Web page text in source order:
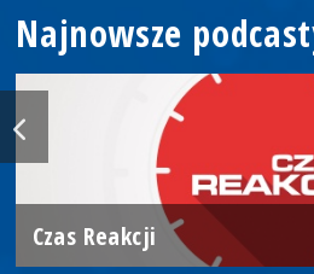
Najnowsze
Czas Reakcji